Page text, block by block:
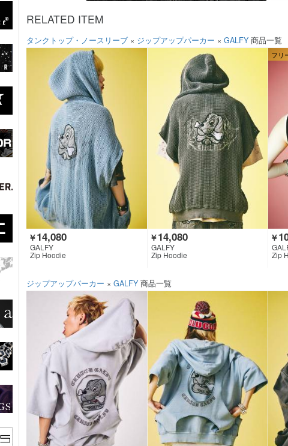
RELATED ITEM
タンクトップ・ノースリーブ × ジップアップパーカー × GALFY 商品一覧
￥14,080
GALFY
Zip Hoodie
￥14,080
GALFY
Zip Hoodie
フリ
￥
Zip
ジップアップパーカー × GALFY 商品一覧